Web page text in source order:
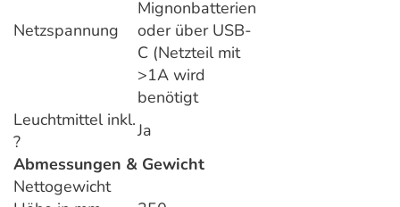
Netzspannung
Mignonbatterien
oder über USB-
C (Netzteil mit
>1A wird
benötigt
Leuchtmittel inkl.
?
Ja
Abmessungen & Gewicht
Nettogewicht